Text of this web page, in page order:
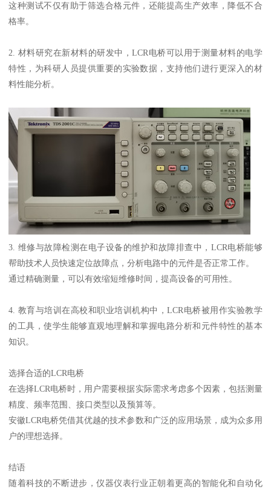
这种测试不仅有助于筛选合格元件，还能提高生产效率，降低不合
格率。
2. 材料研究在新材料的研发中，LCR电桥可以用于测量材料的电学
特性，为科研人员提供重要的实验数据，支持他们进行更深入的材
料性能分析。
3. 维修与故障检测在电子设备的维护和故障排查中，LCR电桥能够
帮助技术人员快速定位故障点，分析电路中的元件是否正常工作。
通过精确测量，可以有效缩短维修时间，提高设备的可用性。
4. 教育与培训在高校和职业培训机构中，LCR电桥被用作实验教学
的工具，使学生能够直观地理解和掌握电路分析和元件特性的基本
知识。
选择合适的LCR电桥
在选择LCR电桥时，用户需要根据实际需求考虑多个因素，包括测量
精度、频率范围、接口类型以及预算等。
安徽LCR电桥凭借其优越的技术参数和广泛的应用场景，成为众多用
户的理想选择。
结语
随着科技的不断进步，仪器仪表行业正朝着更高的智能化和自动化